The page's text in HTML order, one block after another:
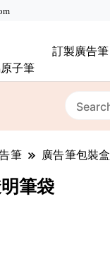
子筆
訂製廣告筆
筆 廣告筆包裝盒
筆袋